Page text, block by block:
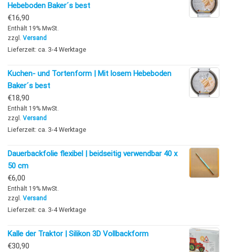
Hebeboden Baker´s best
€16,90
Enthält 19% MwSt.
zzgl. Versand
Lieferzeit: ca. 3-4 Werktage
Kuchen- und Tortenform | Mit losem Hebeboden
Baker´s best
€18,90
Enthält 19% MwSt.
zzgl. Versand
Lieferzeit: ca. 3-4 Werktage
Dauerbackfolie flexibel | beidseitig verwendbar 40 x
50 cm
€6,00
Enthält 19% MwSt.
zzgl. Versand
Lieferzeit: ca. 3-4 Werktage
Kalle der Traktor | Silikon 3D Vollbackform
€30,90